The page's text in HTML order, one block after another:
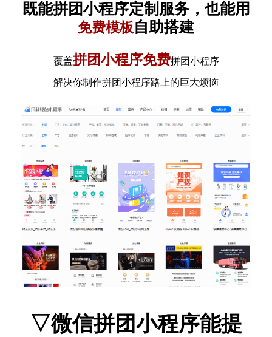
既能拼团小程序定制服务，也能用
免费模板自助搭建
覆盖拼团小程序免费拼团小程序
解决你制作拼团小程序路上的巨大烦恼
▽微信拼团小程序能提